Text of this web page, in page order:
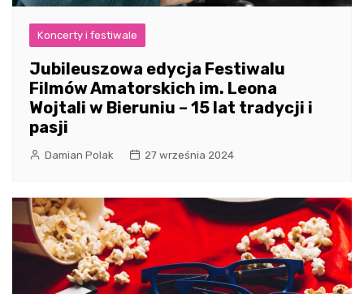
Koncerty i festiwale
Jubileuszowa edycja Festiwalu
Filmów Amatorskich im. Leona
Wojtali w Bieruniu – 15 lat tradycji i
pasji
Damian Polak 27 września 2024